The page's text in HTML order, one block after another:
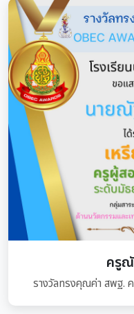
ครูณั
รางวัลทรงคุณค่า สพฐ.